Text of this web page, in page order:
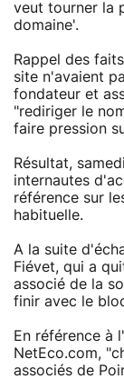
veut tourner la
domaine'.
Rappel des
site n'avaient
fondateur et
"rediriger le
faire pression
Résultat,
internautes
référence sur
habituelle.
A la suite
Fiévet, qui a
associé de la
finir avec le
En référence à
NetEco.com,
associés de